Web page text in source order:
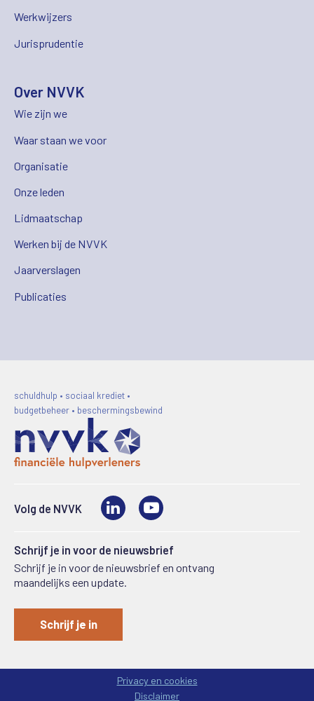
Werkwijzers
Jurisprudentie
Over NVVK
Wie zijn we
Waar staan we voor
Organisatie
Onze leden
Lidmaatschap
Werken bij de NVVK
Jaarverslagen
Publicaties
schuldhulp • sociaal krediet •
budgetbeheer • beschermingsbewind
Volg de NVVK LinkedIn
Schrijf je in voor de nieuwsbrief
Schrijf je in voor de nieuwsbrief en ontvang
maandelijks een update.
Schrijf je in
Privacy en cookies
Disclaimer